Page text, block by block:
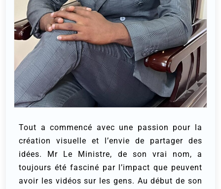
Tout a commencé avec une passion pour la
création visuelle et l’envie de partager des
idées. Mr Le Ministre, de son vrai nom, a
toujours été fasciné par l’impact que peuvent
avoir les vidéos sur les gens. Au début de son